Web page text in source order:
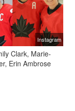
Instagram
Clark, Marie-
Erin Ambrose